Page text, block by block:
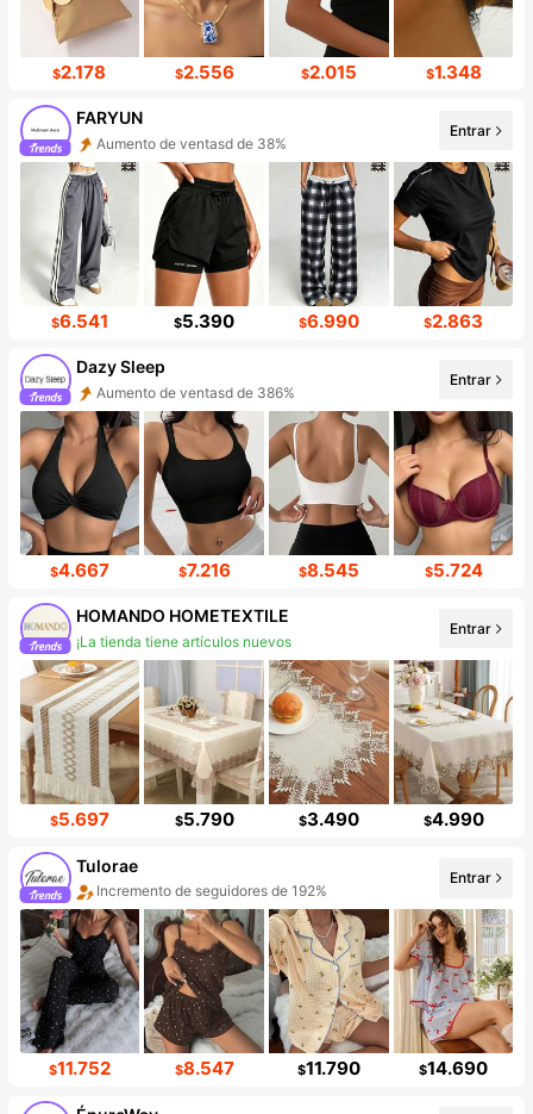
$2.178 $2.556 $2.015 $1.348
FARYUN
Aumento de ventasd de 38%
Incremento de seguidores de 428%
Entrar
$6.541 $5.390 $6.990 $2.863
Dazy Sleep
Aumento de ventasd de 386%
Aumento de seguidores 999%+
Entrar
$4.667 $7.216 $8.545 $5.724
HOMANDO HOMETEXTILE
¡La tienda tiene artículos nuevos
Incremento de seguidores de 915%
Entrar
$5.697 $5.790 $3.490 $4.990
Tulorae
Incremento de seguidores de 192%
Aumento de ventasd de 263%
Entrar
$11.752 $8.547 $11.790 $14.690